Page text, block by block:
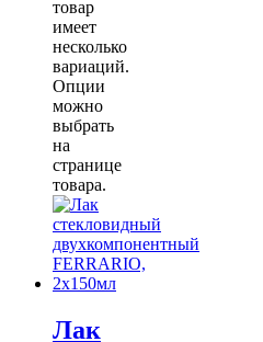
товар
имеет
несколько
вариаций.
Опции
можно
выбрать
на
странице
товара.
Лак